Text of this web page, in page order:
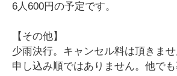
6人600円の予定です。
【その他】
少雨決行。キャンセル料は頂きま
申し込み順ではありません。他で